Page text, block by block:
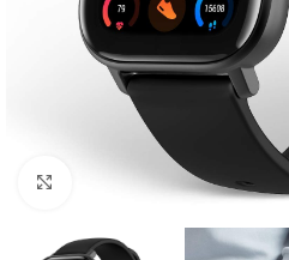
Click to enlarge